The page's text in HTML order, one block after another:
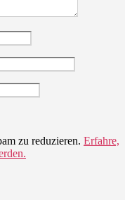
zu reduzieren. Erfahre,